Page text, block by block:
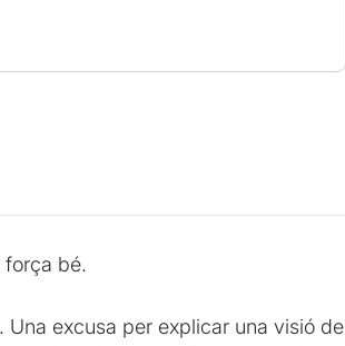
força bé.
Una excusa per explicar una visió de